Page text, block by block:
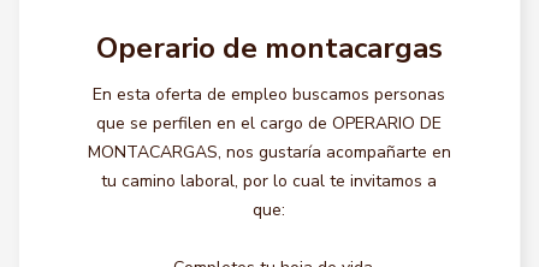
Operario de montacargas
En esta oferta de empleo buscamos personas
que se perfilen en el cargo de OPERARIO DE
MONTACARGAS, nos gustaría acompañarte en
tu camino laboral, por lo cual te invitamos a
que: